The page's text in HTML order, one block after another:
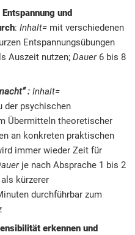
und
: Inhalt=mit verschiedenen
Entspannungsübungen
Auszeit nutzen; Dauer6 bis 8
: Inhalt=
der psychischen
Übermitteln theoretischer
an konkreten praktischen
immer wieder Zeit für
je nach Absprache 1 bis 2
kürzerer
durchführbar zum
erkennen und